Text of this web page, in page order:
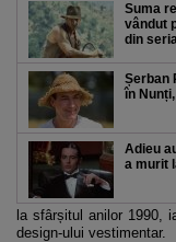
Suma
vândut
din
Șerban
în
Adieu
a murit
la sfârșitul anilor 1990,
design-ului vestimentar.